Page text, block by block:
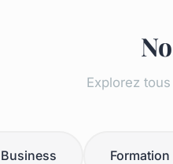
Explorez
Business Formation